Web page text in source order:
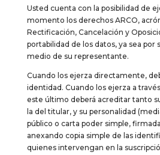
Usted cuenta con la posibilidad de
momento los derechos ARCO,
Rectificación, Cancelación y
portabilidad de los datos, ya sea por
medio de su representante.
Cuando los ejerza directamente,
identidad. Cuando los ejerza a
este último deberá acreditar tanto
la del titular, y su personalidad
público o carta poder simple,
anexando copia simple de las
quienes intervengan en la